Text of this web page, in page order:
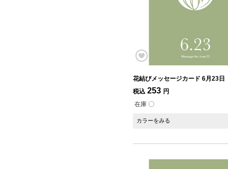
花結びメッセージカード 6月23日
税込 253 円
在庫 〇
カラーをみる